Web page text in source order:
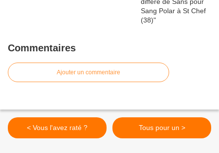
Commentaires
Ajouter un commentaire
< Vous l'avez raté ? Tous pour un >